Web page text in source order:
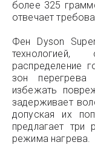
более 325
отвечает
Фен Dyson
технологией,
распределение
зон перегрева
избежать
задерживает
допуская их
предлагает
режима нагрева.